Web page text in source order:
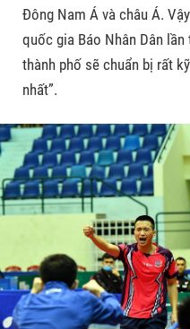
Đông Nam Á và châu Á.
quốc gia Báo Nhân Dân
thành phố sẽ chuẩn bị rất
nhất”.